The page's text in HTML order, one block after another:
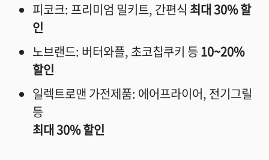
피코크: 프리미엄 밀키트, 간편식 최대 30% 할
인
노브랜드: 버터와플, 초코칩쿠키 등10~20%
할인
일렉트로맨 가전제품: 에어프라이어, 전기그릴
등
최대 30% 할인